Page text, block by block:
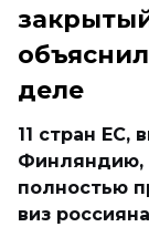
деле
11 стран ЕС,
Финляндию,
полностью
виз